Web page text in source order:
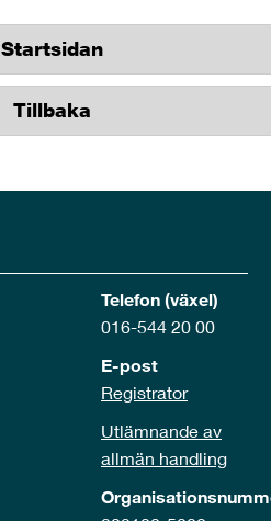
Startsidan
Tillbaka
Telefon (växel)
016-544 20 00
E-post
Registrator
Utlämnande av
allmän handling